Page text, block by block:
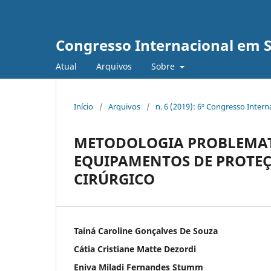
Congresso Internacional em
Atual Arquivos Sobre
Início / Arquivos / n. 6 (2019): 6º Congresso
METODOLOGIA
EQUIPAMENTOS DE
CIRÚRGICO
Tainá Caroline Gonçalves De Souza
Cátia Cristiane Matte Dezordi
Eniva Miladi Fernandes Stumm